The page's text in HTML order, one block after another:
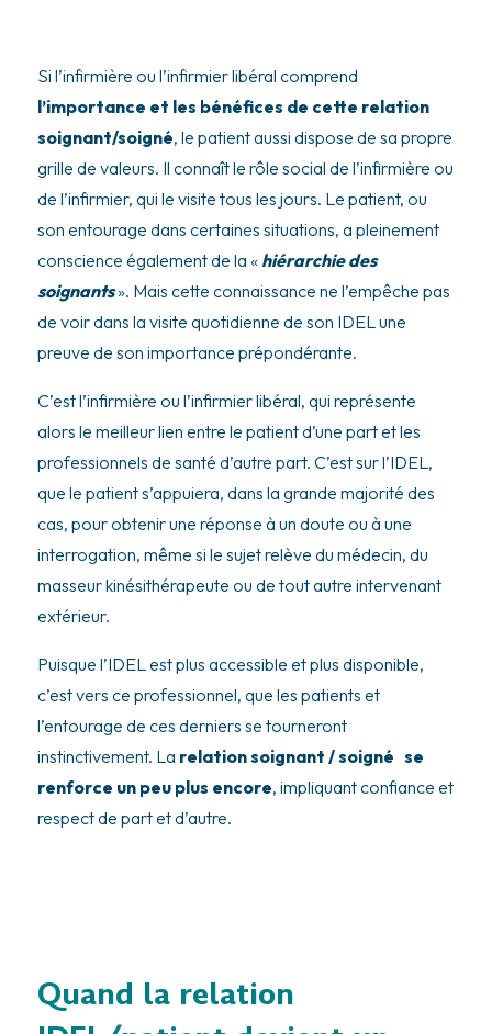
Si l’infirmière ou l’infirmier libéral comprend
l’importance et les bénéfices de cette relation
soignant/soigné, le patient aussi dispose de sa propre
grille de valeurs. Il connaît le rôle social de l’infirmière ou
de l’infirmier, qui le visite tous les jours. Le patient, ou
son entourage dans certaines situations, a pleinement
conscience également de la « hiérarchie des
soignants». Mais cette connaissance ne l’empêche pas
de voir dans la visite quotidienne de son IDEL une
preuve de son importance prépondérante.
C’est l’infirmière ou l’infirmier libéral, qui représente
alors le meilleur lien entre le patient d’une part et les
professionnels de santé d’autre part. C’est sur l’IDEL,
que le patient s’appuiera, dans la grande majorité des
cas, pour obtenir une réponse à un doute ou à une
interrogation, même si le sujet relève du médecin, du
masseur kinésithérapeute ou de tout autre intervenant
extérieur.
Puisque l’IDEL est plus accessible et plus disponible,
c’est vers ce professionnel, que les patients et
l’entourage de ces derniers se tourneront
instinctivement. La relation soignant / soigné se
renforce un peu plus encore, impliquant confiance et
respect de part et d’autre.
Quand la relation